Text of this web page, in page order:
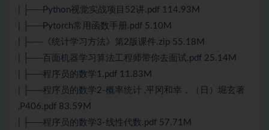
| ├──Python视觉实战项目52讲.pdf 114.93M
| ├──Pytorch常用函数手册.pdf 5.10M
| ├──《统计学习方法》第2版课件.zip 55.18M
| ├──百面机器学习算法工程师带你去面试.pdf 25.14M
| ├──程序员的数学1.pdf 11.83M
| ├──程序员的数学2-概率统计 ,平冈和幸，（日）堀玄著
,P406.pdf 83.59M
| ├──程序员的数学3-线性代数.pdf 57.71M